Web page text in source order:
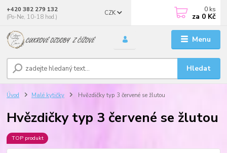
Menu
CZK
Hledat
+420 382 279 132
(Po-Ne, 10-18 hod.)
0 ks
za 0 Kč
Úvod Malé kytičky Hvězdičky typ 3 červené se žlutou
Hvězdičky typ 3 červené se žlutou
TOP produkt